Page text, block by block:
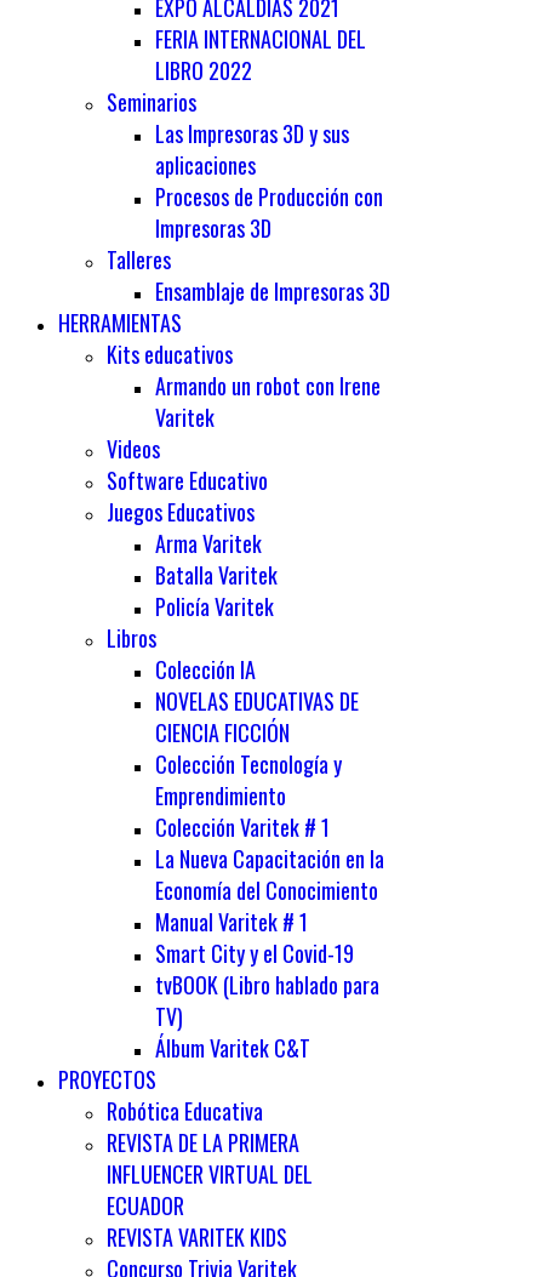
EXPO ALCALDÍAS 2021
FERIA INTERNACIONAL DEL
LIBRO 2022
Seminarios
Las Impresoras 3D y sus
aplicaciones
Procesos de Producción con
Impresoras 3D
Talleres
Ensamblaje de Impresoras 3D
HERRAMIENTAS
Kits educativos
Armando un robot con Irene
Varitek
Videos
Software Educativo
Juegos Educativos
Arma Varitek
Batalla Varitek
Policía Varitek
Libros
Colección IA
NOVELAS EDUCATIVAS DE
CIENCIA FICCIÓN
Colección Tecnología y
Emprendimiento
Colección Varitek # 1
La Nueva Capacitación en la
Economía del Conocimiento
Manual Varitek # 1
Smart City y el Covid-19
tvBOOK (Libro hablado para
TV)
Álbum Varitek C&T
PROYECTOS
Robótica Educativa
REVISTA DE LA PRIMERA
INFLUENCER VIRTUAL DEL
ECUADOR
REVISTA VARITEK KIDS
Concurso Trivia Varitek